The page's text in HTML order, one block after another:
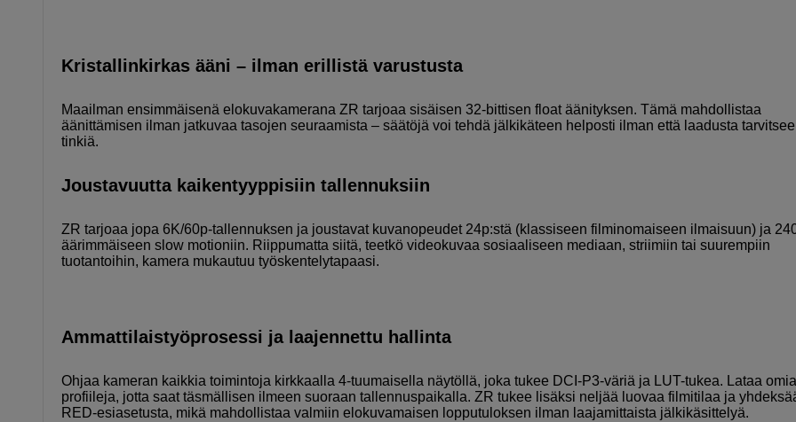
Kristallinkirkas ääni – ilman erillistä varustusta
Maailman ensimmäisenä elokuvakamerana ZR tarjoaa sisäisen 32-bittisen float äänityksen. Tämä mahdollistaa
äänittämisen ilman jatkuvaa tasojen seuraamista – säätöjä voi tehdä jälkikäteen helposti ilman että laadusta tarvitsee
tinkiä.
Joustavuutta kaikentyyppisiin tallennuksiin
ZR tarjoaa jopa 6K/60p-tallennuksen ja joustavat kuvanopeudet 24p:stä (klassiseen filminomaiseen ilmaisuun) ja
äärimmäiseen slow motioniin. Riippumatta siitä, teetkö videokuvaa sosiaaliseen mediaan, striimiin tai suurempiin
tuotantoihin, kamera mukautuu työskentelytapaasi.
Ammattilaistyöprosessi ja laajennettu hallinta
Ohjaa kameran kaikkia toimintoja kirkkaalla 4-tuumaisella näytöllä, joka tukee DCI-P3-väriä ja LUT-tukea. Lataa
profiileja, jotta saat täsmällisen ilmeen suoraan tallennuspaikalla. ZR tukee lisäksi neljää luovaa filmitilaa ja
RED-esiasetusta, mikä mahdollistaa valmiin elokuvamaisen lopputuloksen ilman laajamittaista jälkikäsittelyä.